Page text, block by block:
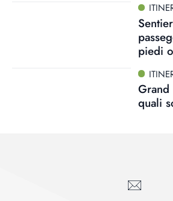
piedi
Grand
quali